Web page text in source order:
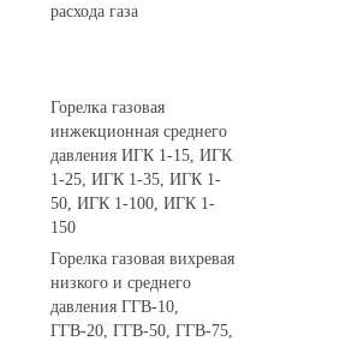
расхода газа
Горелка газовая
инжекционная среднего
давления ИГК 1-15, ИГК
1-25, ИГК 1-35, ИГК 1-
50, ИГК 1-100, ИГК 1-
150
Горелка газовая вихревая
низкого и среднего
давления ГГВ-10,
ГГВ-20, ГГВ-50, ГГВ-75,